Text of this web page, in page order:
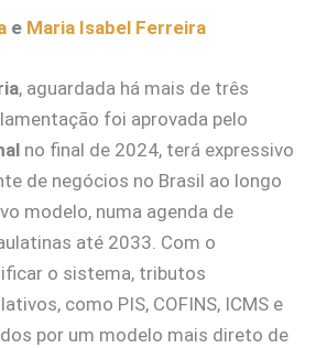
e Maria Isabel Ferreira
, aguardada há mais de três
foi aprovada pelo
no final de 2024, terá expressivo
de negócios no Brasil ao longo
modelo, numa agenda de
até 2033. Com o
o sistema, tributos
como PIS, COFINS, ICMS e
por um modelo mais direto de